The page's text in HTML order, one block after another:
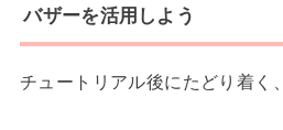
バザーを活用しよう
チュートリアル後にたどり着く、